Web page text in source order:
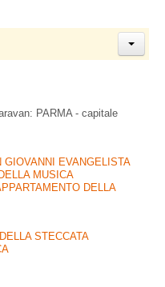
PARMA - capitale
EVANGELISTA
MUSICA
DELLA
STECCATA